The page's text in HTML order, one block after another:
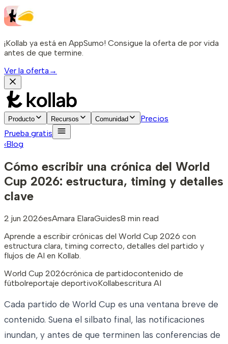
¡Kollab ya está en AppSumo! Consigue la oferta de por vida
antes de que termine.
Ver la oferta →
Producto Recursos Comunidad
Precios
Prueba gratis
‹Blog
Cómo escribir una crónica del World
Cup 2026: estructura, timing y detalles
clave
2 jun 2026esAmara ElaraGuides8 min read
Aprende a escribir crónicas del World Cup 2026 con
estructura clara, timing correcto, detalles del partido y
flujos de AI en Kollab.
World Cup 2026crónica de partidocontenido de
fútbolreportaje deportivoKollabescritura AI
Cada partido de World Cup es una ventana breve de
contenido. Suena el silbato final, las notificaciones
inundan, y antes de que terminen las conferencias de